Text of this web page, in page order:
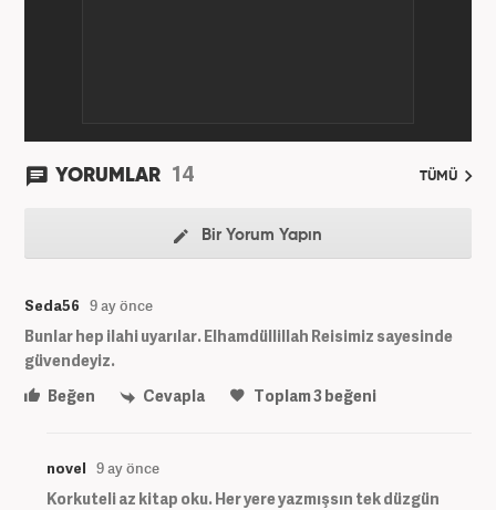
YORUMLAR 14 TÜMÜ
Bir Yorum Yapın
Seda56 9 ay önce
Bunlar hep ilahi uyarılar. Elhamdüllillah Reisimiz sayesinde
güvendeyiz.
Beğen
Cevapla Toplam3beğeni
novel 9 ay önce
Korkuteli az kitap oku. Her yere yazmışsın tek düzgün